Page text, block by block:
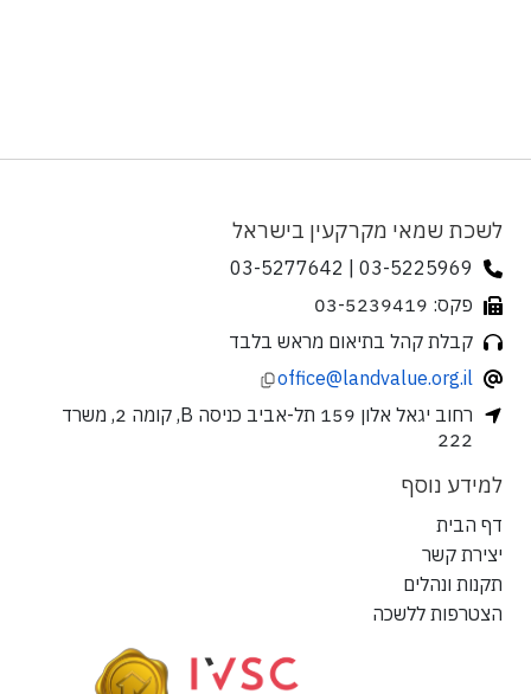
לשכת שמאי מקרקעין בישראל
03-5225969 | 03-5277642
פקס: 03-5239419
קבלת קהל בתיאום מראש בלבד
office@landvalue.org.il
רחוב יגאל אלון 159 תל-אביב כניסה B, קומה 2, משרד
222
למידע נוסף
דף הבית
יצירת קשר
תקנות ונהלים
הצטרפות ללשכה